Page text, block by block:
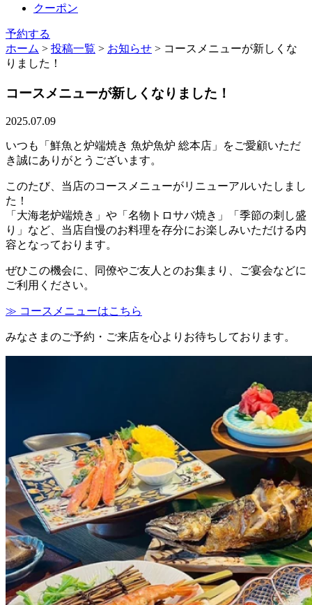
クーポン
予約する
ホーム > 投稿一覧 > お知らせ > コースメニューが新しくな
りました！
コースメニューが新しくなりました！
2025.07.09
いつも「鮮魚と炉端焼き 魚炉魚炉 総本店」をご愛顧いただ
き誠にありがとうございます。
このたび、当店のコースメニューがリニューアルいたしまし
た！
「大海老炉端焼き」や「名物トロサバ焼き」「季節の刺し盛
り」など、当店自慢のお料理を存分にお楽しみいただける内
容となっております。
ぜひこの機会に、同僚やご友人とのお集まり、ご宴会などに
ご利用ください。
≫ コースメニューはこちら
みなさまのご予約・ご来店を心よりお待ちしております。